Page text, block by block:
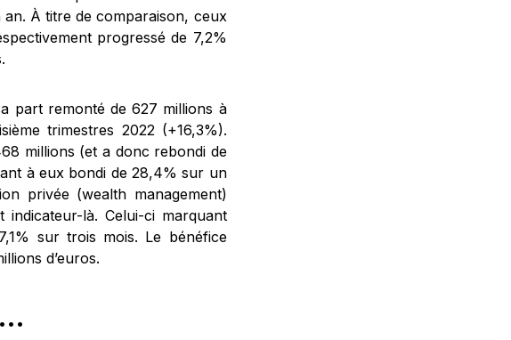
À titre de comparaison, ceux
progressé de 7,2%
part remonté de 627 millions à
trimestres 2022 (+16,3%).
millions (et a donc rebondi de
à eux bondi de 28,4% sur un
privée (wealth management)
là. Celui-ci marquant
sur trois mois. Le bénéfice
d’euros.